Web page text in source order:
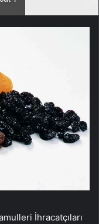
İhracatçıları